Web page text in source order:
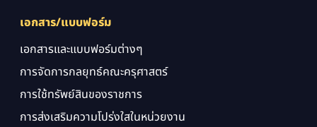
เอกสาร/แบบฟอร์ม
เอกสารและแบบฟอร์มต่างๆ
การจัดการกลยุทธ์คณะครุศาสตร์
การใช้ทรัพย์สินของราชการ
การส่งเสริมความโปร่งใสในหน่วยงาน